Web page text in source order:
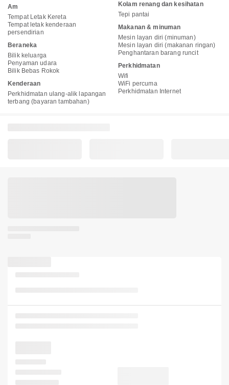
Am
Tempat Letak Kereta
Tempat letak kenderaan
persendirian
Beraneka
Bilik keluarga
Penyaman udara
Bilik Bebas Rokok
Kenderaan
Perkhidmatan ulang-alik lapangan
terbang (bayaran tambahan)
Kolam renang dan kesihatan
Tepi pantai
Makanan & minuman
Mesin layan diri (minuman)
Mesin layan diri (makanan ringan)
Penghantaran barang runcit
Perkhidmatan
Wifi
WiFi percuma
Perkhidmatan Internet